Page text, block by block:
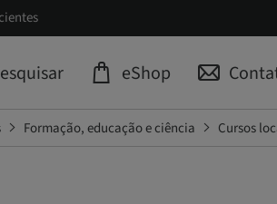
eShop
Formação, educação e ciência Cursos